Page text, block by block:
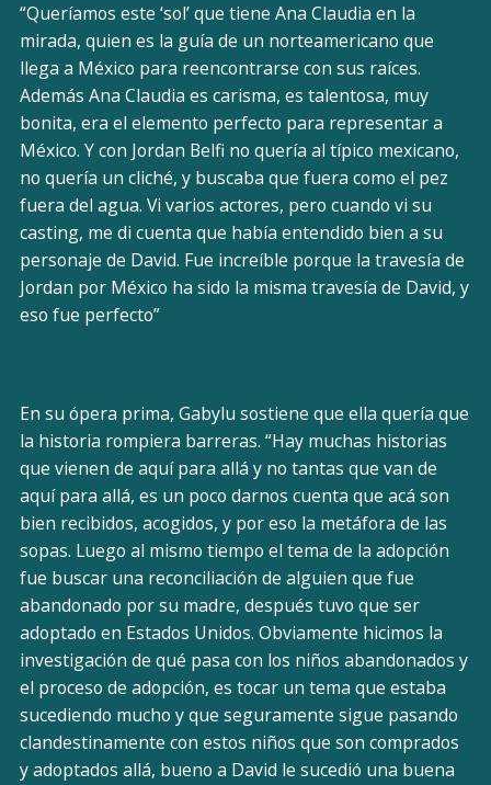
“Queríamos este ‘sol’ que tiene Ana Claudia en la
mirada, quien es la guía de un norteamericano que
llega a México para reencontrarse con sus raíces.
Además Ana Claudia es carisma, es talentosa, muy
bonita, era el elemento perfecto para representar a
México. Y con Jordan Belfi no quería al típico mexicano,
no quería un cliché, y buscaba que fuera como el pez
fuera del agua. Vi varios actores, pero cuando vi su
casting, me di cuenta que había entendido bien a su
personaje de David. Fue increíble porque la travesía de
Jordan por México ha sido la misma travesía de David, y
eso fue perfecto”
En su ópera prima, Gabylu sostiene que ella quería que
la historia rompiera barreras. “Hay muchas historias
que vienen de aquí para allá y no tantas que van de
aquí para allá, es un poco darnos cuenta que acá son
bien recibidos, acogidos, y por eso la metáfora de las
sopas. Luego al mismo tiempo el tema de la adopción
fue buscar una reconciliación de alguien que fue
abandonado por su madre, después tuvo que ser
adoptado en Estados Unidos. Obviamente hicimos la
investigación de qué pasa con los niños abandonados y
el proceso de adopción, es tocar un tema que estaba
sucediendo mucho y que seguramente sigue pasando
clandestinamente con estos niños que son comprados
y adoptados allá, bueno a David le sucedió una buena